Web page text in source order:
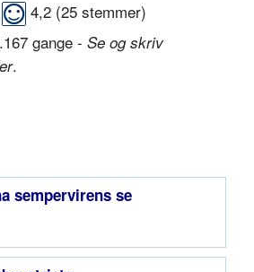
4,2 (25 stemmer)
gange - Se og skriv
.
sempervirens se